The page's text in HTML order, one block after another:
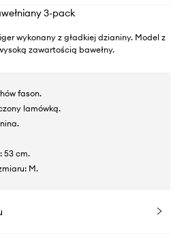
3-pack
wykonany z gładkiej dzianiny. Model z
zawartością bawełny.
fason.
lamówką.
53 cm.
M.